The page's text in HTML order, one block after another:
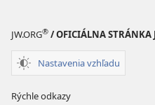
JW.ORG® / OFICIÁLNA STRÁNKA
Nastavenia vzhľadu
Rýchle odkazy